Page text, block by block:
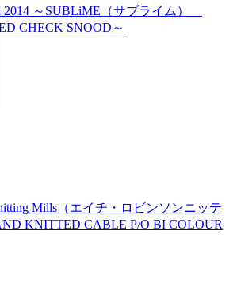
2014 ～SUBLiME（サブライム）
CHECK SNOOD～
Mills（エイチ・ロビンソンニッテ
KNITTED CABLE P/O BI COLOUR